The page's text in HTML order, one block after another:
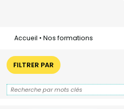
Accueil • Nos formations
FILTRER PAR